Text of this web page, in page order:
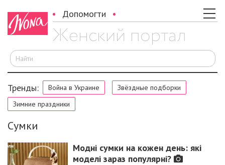
Допомогти
Тренды: Война в Украине
Звёздные подборки
Зимние праздники
Сумки
Модні сумки на кожен день: які
моделі зараз популярні?